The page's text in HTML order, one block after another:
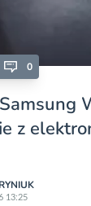
0
z
13:25